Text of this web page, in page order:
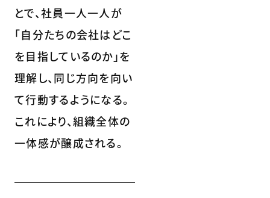
とで、社員一人一人が
「自分たちの会社はどこ
を目指しているのか」を
理解し、同じ方向を向い
て行動するようになる。
これにより、組織全体の
一体感が醸成される。